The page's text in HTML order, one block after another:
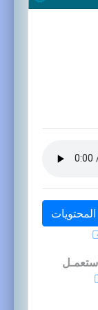
استعمـل